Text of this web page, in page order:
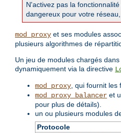
N'activez pas la
dangereux pour votre
mod_proxy et ses modules
plusieurs algorithmes de
Un jeu de modules chargés
dynamiquement via la directive
mod_proxy , qui fournit
mod_proxy_balancer et
pour plus de détails).
un ou plusieurs modules
Protocole